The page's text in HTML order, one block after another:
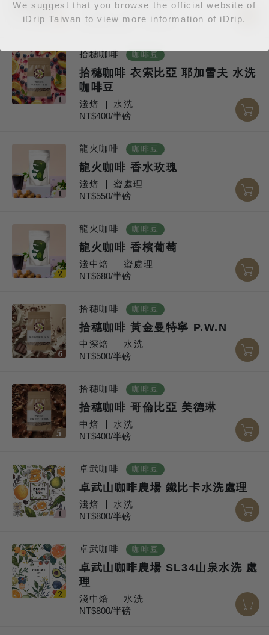
中深焙
半水洗法
NT$500/半磅
NT$470
拾穗咖啡 咖啡豆
拾穗咖啡 衣索比亞 耶加雪夫 水洗
咖啡豆
淺焙
水洗
NT$400/半磅
龍火咖啡 咖啡豆
龍火咖啡 香水玫瑰
淺焙
蜜處理
NT$550/半磅
龍火咖啡 咖啡豆
龍火咖啡 香檳葡萄
淺中焙
蜜處理
NT$680/半磅
拾穗咖啡 咖啡豆
拾穗咖啡 黃金曼特寧 P.W.N
中深焙
水洗
NT$500/半磅
拾穗咖啡 咖啡豆
拾穗咖啡 哥倫比亞 美德琳
中焙
水洗
NT$400/半磅
卓武咖啡 咖啡豆
卓武山咖啡農場 鐵比卡水洗處理
淺焙
水洗
NT$800/半磅
卓武咖啡 咖啡豆
卓武山咖啡農場 SL34山泉水洗 處
理
淺中焙
水洗
NT$800/半磅
We suggest that you browse the official website of
iDrip Taiwan to view more information of iDrip.